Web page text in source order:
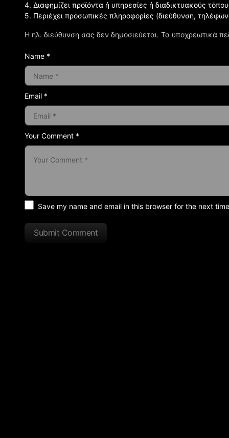
Η ηλ. διεύθυνση σας δεν δημοσιεύεται. Τα υποχρεωτικά
Your Comment *
4. Διαφημίζει προϊόντα ή υπηρεσίες ή διαδικτυακούς
5. Περιέχει προσωπικές πληροφορίες (διεύθυνση,
Name *
Email *
Save my name and email in this browser for the next
Submit Comment